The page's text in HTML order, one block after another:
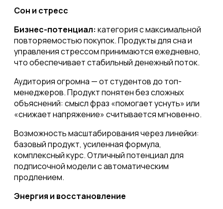
Сон и стресс
Бизнес-потенциал: категория с максимальной
повторяемостью покупок. Продукты для сна и
управления стрессом принимаются ежедневно,
что обеспечивает стабильный денежный поток.
Аудитория огромна — от студентов до топ-
менеджеров. Продукт понятен без сложных
объяснений: смысл фраз «помогает уснуть» или
«снижает напряжение» считывается мгновенно.
Возможность масштабирования через линейки:
базовый продукт, усиленная формула,
комплексный курс. Отличный потенциал для
подписочной модели с автоматическим
продлением.
Энергия и восстановление